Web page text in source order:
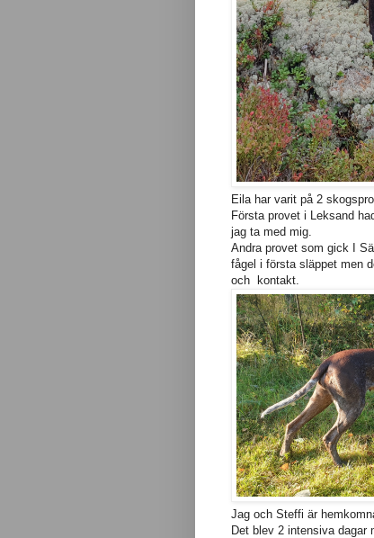
Eila har varit på 2
Första provet i Leksand
jag ta med mig.
Andra provet som gick I
fågel i första släppet men
och kontakt.
Jag och Steffi är
Det blev 2 intensiva dagar